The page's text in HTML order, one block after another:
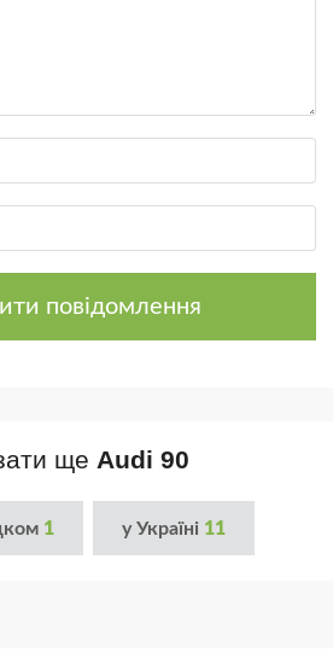
повідомлення
ще Audi 90
1 у Україні 11